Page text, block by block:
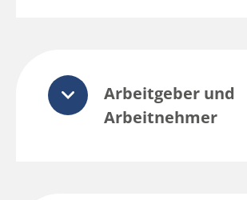
Arbeitgeber und
Arbeitnehmer